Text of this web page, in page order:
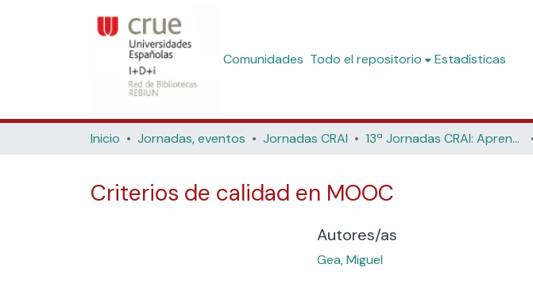
Comunidades Todo el repositorio Estadísticas
Inicio Jornadas, eventos Jornadas CRAI 13ª Jornadas CRAI: Aprendizaje virtual, MOOCs, y CRAIs (Universidad de Murcia, 2015)
Criterios de calidad en MOOC
Autores/as
Gea, Miguel